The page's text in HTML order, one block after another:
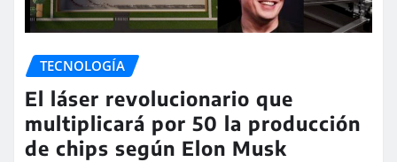
TECNOLOGÍA
El láser revolucionario que
multiplicará por 50 la producción
de chips según Elon Musk